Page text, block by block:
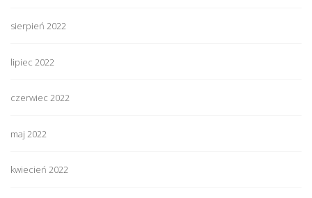
sierpień 2022
lipiec 2022
czerwiec 2022
maj 2022
kwiecień 2022